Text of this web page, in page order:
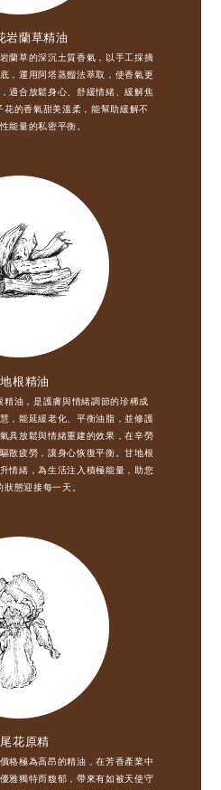
岩蘭草精油
蘭草的深沉土質香氣，以手工採摘
，運用阿塔蒸餾法萃取，使香氣更
適合放鬆身心、舒緩情緒、緩解焦
花的香氣甜美溫柔，能幫助緩解不
能量的私密平衡。
根精油
精油，是護膚與情緒調節的珍稀成
，能延緩老化、平衡油脂，並修護
具放鬆與情緒重建的效果，在辛勞
散疲勞，讓身心恢復平衡。甘地根
情緒，為生活注入積極能量，助您
狀態迎接每一天。
花原精
格極為高昂的精油，在芳香產業中
雅獨特而馥郁，帶來有如被天使守